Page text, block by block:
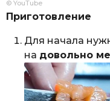
© YouTube
Приготовление
Для начала
на довольно